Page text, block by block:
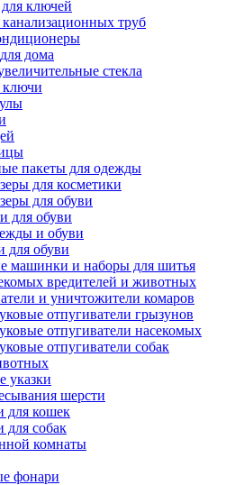
ключей
труб
дома
стекла
ключи
пакеты для одежды
для косметики
для обуви
для обуви
и обуви
для обуви
машинки и наборы для шитья
вредителей и животных
и уничтожители комаров
отпугиватели грызунов
отпугиватели насекомых
отпугиватели собак
указки
шерсти
для кошек
собак
комнаты
фонари